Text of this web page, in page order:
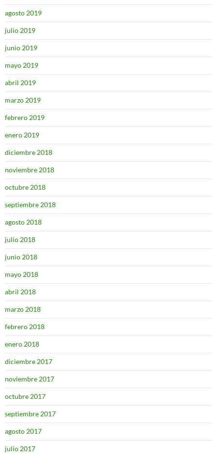
agosto 2019
julio 2019
junio 2019
mayo 2019
abril 2019
marzo 2019
febrero 2019
enero 2019
diciembre 2018
noviembre 2018
octubre 2018
septiembre 2018
agosto 2018
julio 2018
junio 2018
mayo 2018
abril 2018
marzo 2018
febrero 2018
enero 2018
diciembre 2017
noviembre 2017
octubre 2017
septiembre 2017
agosto 2017
julio 2017